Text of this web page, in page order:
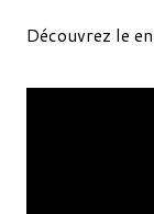
Découvrez le